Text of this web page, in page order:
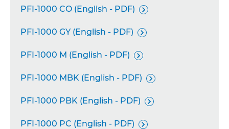
PFI-1000 CO (English - PDF) 
PFI-1000 GY (English - PDF) 
PFI-1000 M (English - PDF) 
PFI-1000 MBK (English - PDF) 
PFI-1000 PBK (English - PDF) 
PFI-1000 PC (English - PDF) 